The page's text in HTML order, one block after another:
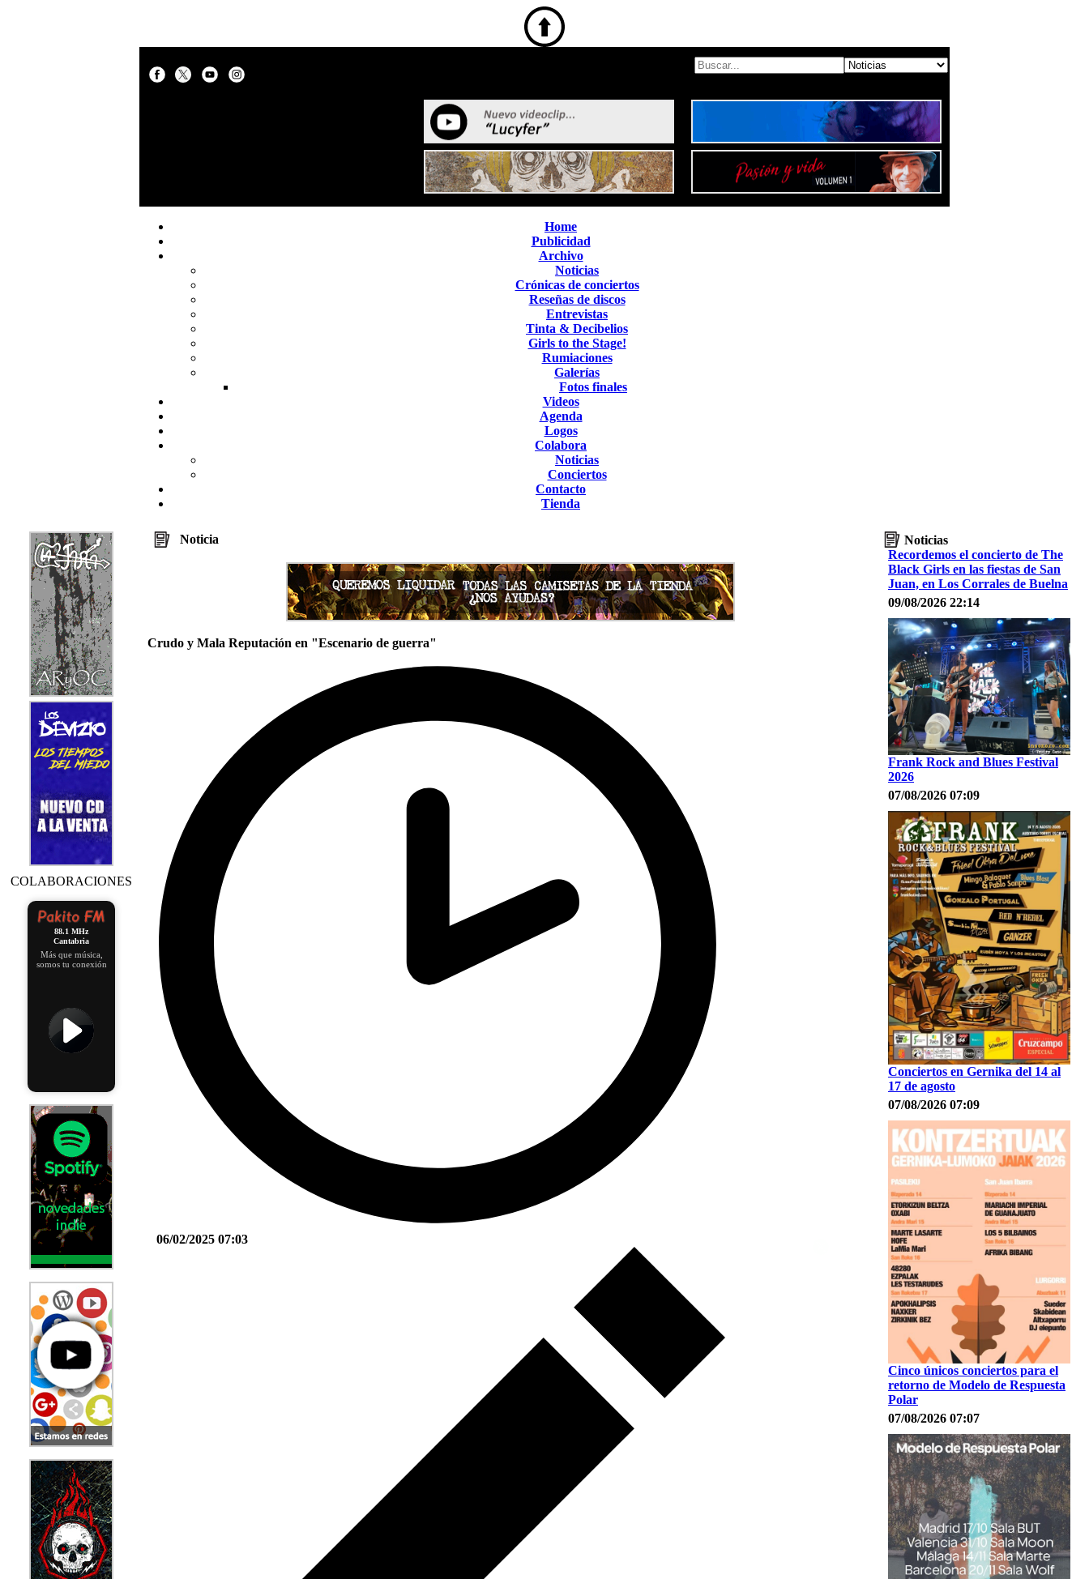
Home
Publicidad
Archivo
Noticias
Crónicas de conciertos
Reseñas de discos
Entrevistas
Tinta & Decibelios
Girls to the Stage!
Rumiaciones
Galerías
Fotos finales
Videos
Agenda
Logos
Colabora
Noticias
Conciertos
Contacto
Tienda
COLABORACIONES
88.1 MHz
Cantabria
Más que música,
somos tu conexión
Noticia
Crudo y Mala Reputación en "Escenario de guerra"
06/02/2025 07:03
Noticias
Recordemos el concierto de The
Black Girls en las fiestas de San
Juan, en Los Corrales de Buelna
09/08/2026 22:14
Frank Rock and Blues Festival
2026
07/08/2026 07:09
Conciertos en Gernika del 14 al
17 de agosto
07/08/2026 07:09
Cinco únicos conciertos para el
retorno de Modelo de Respuesta
Polar
07/08/2026 07:07